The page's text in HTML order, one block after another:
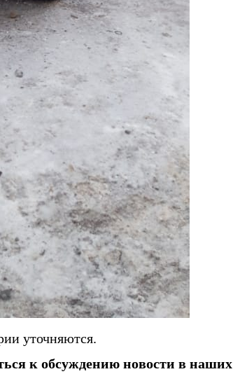
уточняются.
к обсуждению новости в наших